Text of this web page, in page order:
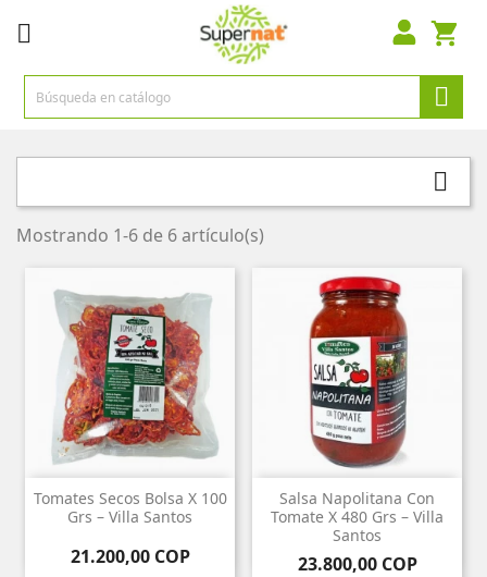



Mostrando 1-6 de 6 artículo(s)
Tomates Secos Bolsa X 100
Grs – Villa Santos
Precio
21.200,00 COP
Salsa Napolitana Con
Tomate X 480 Grs – Villa
Santos
Precio
23.800,00 COP